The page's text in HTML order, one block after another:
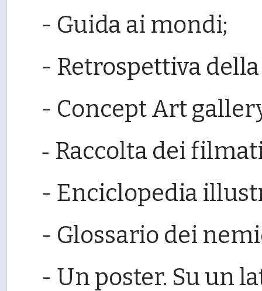
- Guida ai mondi;
- Retrospettiva
- Concept Art
- Raccolta dei
- Enciclopedia
- Glossario dei
- Un poster. Su un